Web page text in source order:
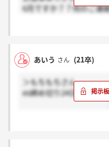
6月ですか？？何のご連
あいう さん (21卒)
＞もちもちさん
es締め切り24日でしたよ